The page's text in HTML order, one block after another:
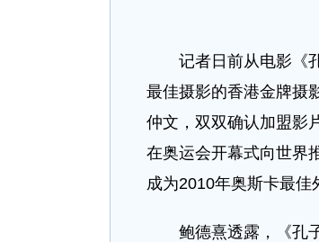
记者日前从电影《孔
最佳摄影的香港金牌摄
仲文，双双确认加盟影
在奥运会开幕式向世界
成为2010年奥斯卡最佳
鲍德熹透露，《孔子